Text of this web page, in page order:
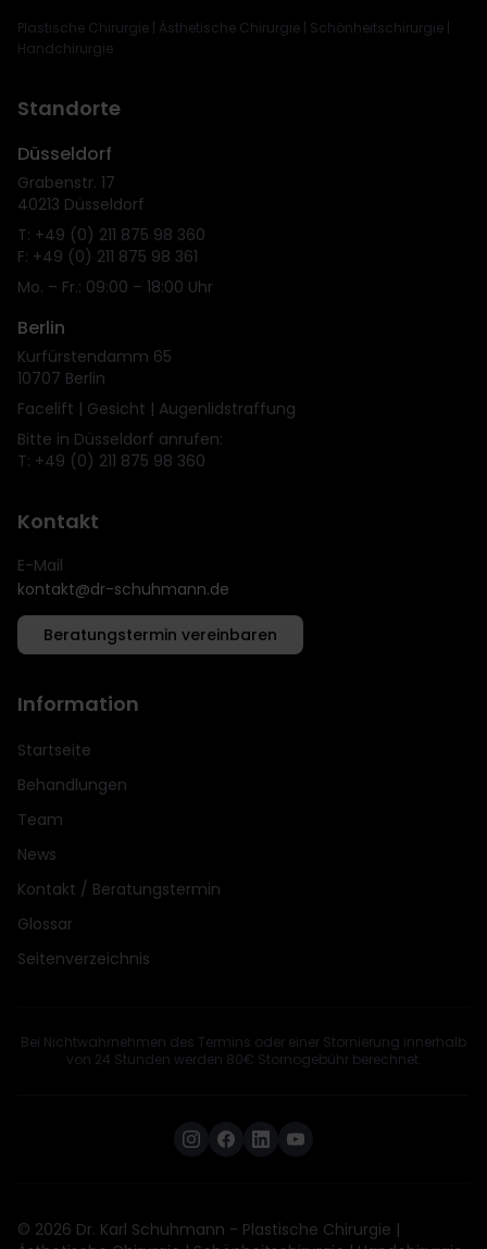
Plastische Chirurgie | Ästhetische Chirurgie | Schönheitschirurgie |
Handchirurgie
Standorte
Düsseldorf
Grabenstr. 17
40213 Düsseldorf
T: +49 (0) 211 875 98 360
F: +49 (0) 211 875 98 361
Mo. – Fr.: 09:00 – 18:00 Uhr
Berlin
Kurfürstendamm 65
10707 Berlin
Facelift | Gesicht | Augenlidstraffung
Bitte in Düsseldorf anrufen:
T: +49 (0) 211 875 98 360
Kontakt
E-Mail
kontakt@dr-schuhmann.de
Beratungstermin vereinbaren
Information
Startseite
Behandlungen
Team
News
Kontakt / Beratungstermin
Glossar
Seitenverzeichnis
Bei Nichtwahrnehmen des Termins oder einer Stornierung innerhalb
von 24 Stunden werden 80€ Stornogebühr berechnet.
© 2026 Dr. Karl Schuhmann - Plastische Chirurgie |